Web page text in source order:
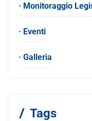
• Monitoraggio
• Eventi
• Galleria
Tags